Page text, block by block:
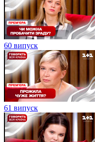
60 випуск
61 випуск